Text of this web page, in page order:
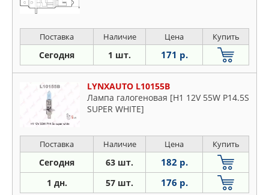
Поставка Наличие Цена Купить
Сегодня 1 шт. 171 р.
LYNXAUTO L10155B
Лампа галогеновая [H1 12V 55W P14.5S
SUPER WHITE]
Поставка Наличие Цена Купить
Сегодня 63 шт. 182 р.
1 дн. 57 шт. 176 р.